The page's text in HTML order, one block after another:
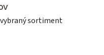
sortiment